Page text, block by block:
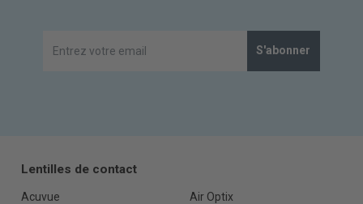
S'abonner
Lentilles de contact
Acuvue
Air Optix